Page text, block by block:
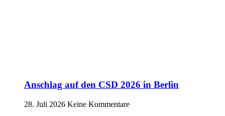
Anschlag auf den CSD 2026 in Berlin
28. Juli 2026 Keine Kommentare